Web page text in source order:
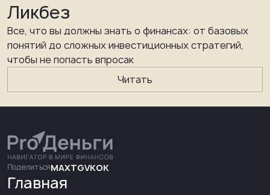
Ликбез
Все, что вы должны знать о финансах: от базовых
понятий до сложных инвестиционных стратегий,
чтобы не попасть впросак
Читать
ПоделитьсяMAXTGVKOK
Главная